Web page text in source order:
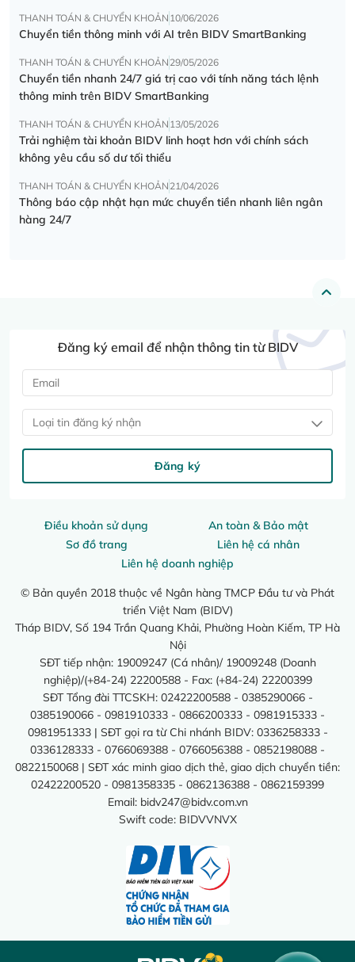
THANH TOÁN & CHUYỂN KHOẢN 10/06/2026
Chuyển tiền thông minh với AI trên BIDV SmartBanking
THANH TOÁN & CHUYỂN KHOẢN 29/05/2026
Chuyển tiền nhanh 24/7 giá trị cao với tính năng tách lệnh
thông minh trên BIDV SmartBanking
THANH TOÁN & CHUYỂN KHOẢN 13/05/2026
Trải nghiệm tài khoản BIDV linh hoạt hơn với chính sách
không yêu cầu số dư tối thiểu
THANH TOÁN & CHUYỂN KHOẢN 21/04/2026
Thông báo cập nhật hạn mức chuyển tiền nhanh liên ngân
hàng 24/7
Điều khoản sử dụng
An toàn & Bảo mật
Sơ đồ trang
Liên hệ cá nhân
Liên hệ doanh nghiệp
© Bản quyền 2018 thuộc về Ngân hàng TMCP Đầu tư và Phát
triển Việt Nam (BIDV)
Tháp BIDV, Số 194 Trần Quang Khải, Phường Hoàn Kiếm, TP Hà
Nội
SĐT tiếp nhận: 19009247 (Cá nhân)/ 19009248 (Doanh
nghiệp)/(+84-24) 22200588 - Fax: (+84-24) 22200399
SĐT Tổng đài TTCSKH: 02422200588 - 0385290066 -
0385190066 - 0981910333 - 0866200333 - 0981915333 -
0981951333 | SĐT gọi ra từ Chi nhánh BIDV: 0336258333 -
0336128333 - 0766069388 - 0766056388 - 0852198088 -
0822150068 | SĐT xác minh giao dịch thẻ, giao dịch chuyển tiền:
02422200520 - 0981358335 - 0862136388 - 0862159399
Email: bidv247@bidv.com.vn
Swift code: BIDVVNVX
Đăng ký email để nhận thông tin từ BIDV
Loại tin đăng ký nhận
Đăng ký